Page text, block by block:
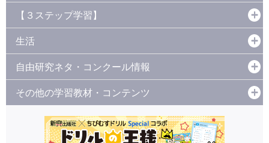
【３ステップ学習】
生活
自由研究ネタ・コンクール情報
その他の学習教材・コンテンツ